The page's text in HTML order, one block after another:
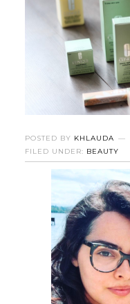
POSTED BY KHLAUDA
FILED UNDER: BEAUTY